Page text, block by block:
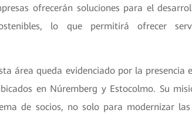
ofrecerán soluciones para el
lo que permitirá ofrecer
área queda evidenciado por la presencia
en Núremberg y Estocolmo. Su
de socios, no solo para modernizar